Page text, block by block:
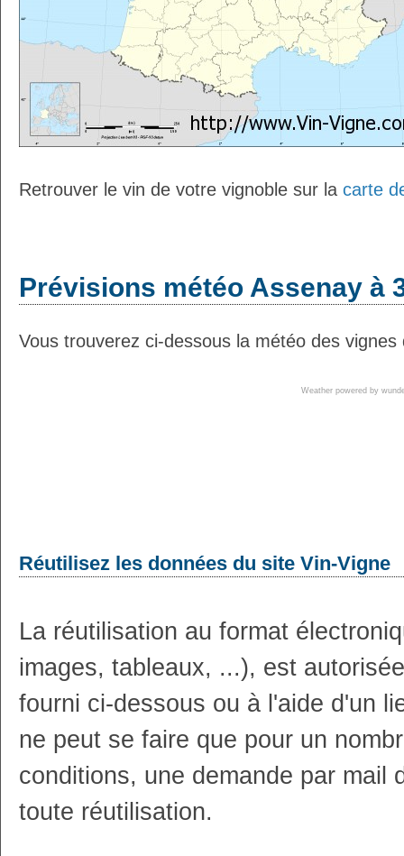
Retrouver le vin de votre vignoble sur la carte
Prévisions météo Assenay à
Vous trouverez ci-dessous la météo des
Weather powered by
Réutilisez les données du site Vin-Vigne
La réutilisation au format
images, tableaux, ...), est
fourni ci-dessous ou à l'aide d'un
ne peut se faire que pour un
conditions, une demande par mail
toute réutilisation.